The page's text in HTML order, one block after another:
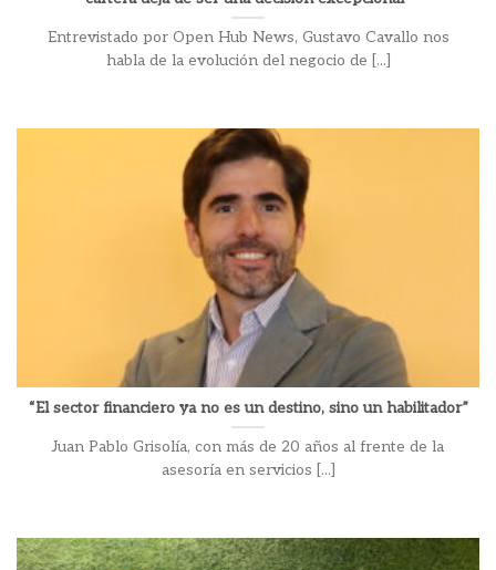
Entrevistado por Open Hub News, Gustavo Cavallo nos
habla de la evolución del negocio de [...]
“El sector financiero ya no es un destino, sino un habilitador”
Juan Pablo Grisolía, con más de 20 años al frente de la
asesoría en servicios [...]